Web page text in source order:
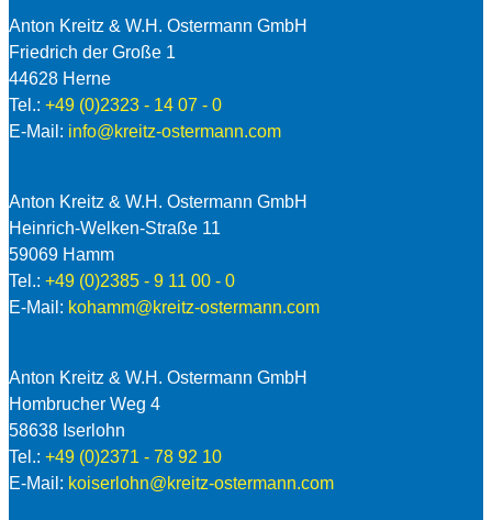
Anton Kreitz & W.H. Ostermann GmbH
Friedrich der Große 1
44628 Herne
Tel.: +49 (0)2323 - 14 07 - 0
E-Mail: info@kreitz-ostermann.com
Anton Kreitz & W.H. Ostermann GmbH
Heinrich-Welken-Straße 11
59069 Hamm
Tel.: +49 (0)2385 - 9 11 00 - 0
E-Mail: kohamm@kreitz-ostermann.com
Anton Kreitz & W.H. Ostermann GmbH
Hombrucher Weg 4
58638 Iserlohn
Tel.: +49 (0)2371 - 78 92 10
E-Mail: koiserlohn@kreitz-ostermann.com